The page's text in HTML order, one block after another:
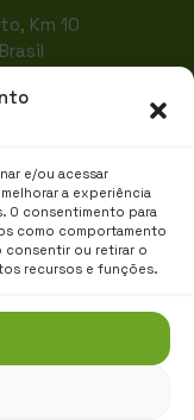
e/ou acessar
a experiência
O consentimento para
como comportamento
consentir ou retirar o
recursos e funções.
Km 10